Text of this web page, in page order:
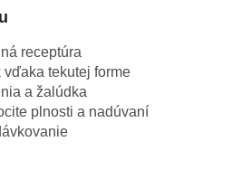
receptúra
vďaka tekutej forme
a žalúdka
plnosti a nadúvaní